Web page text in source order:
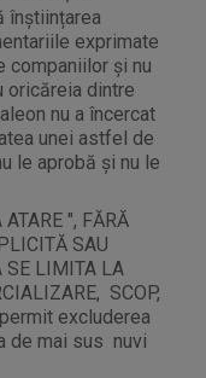
înștiințarea
exprimate
companiilor și nu
oricăreia dintre
nu a încercat
unei astfel de
le aprobă și nu le
", FĂRĂ
SAU
SE LIMITA LA
SCOP,
excluderea
de mai sus nuvi